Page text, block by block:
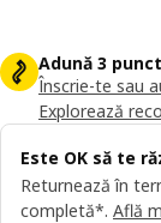
Adună 3
Înscrie-te sau
Explorează
Este OK să te
Returnează în
completă*. Află